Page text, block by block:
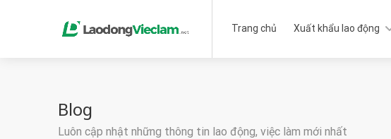
Trang chủ Xuất khẩu lao động
Blog
Luôn cập nhật những thông tin lao động, việc làm mới nhất